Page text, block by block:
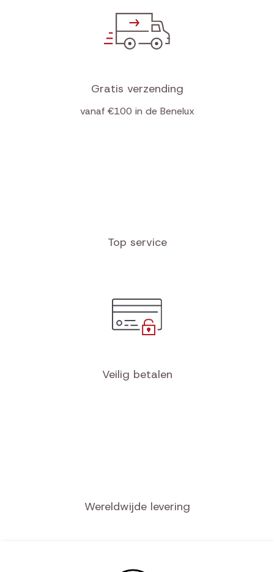
Gratis verzending
vanaf €100 in de Benelux
Top service
Veilig betalen
Wereldwijde levering